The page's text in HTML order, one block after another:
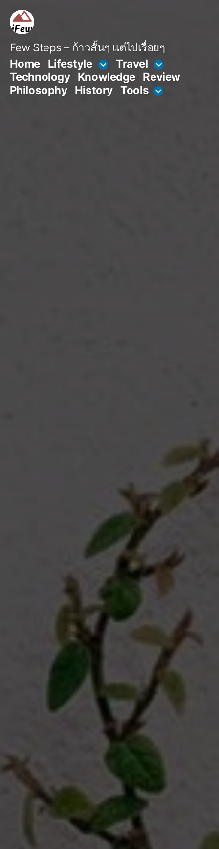
content
Few Steps – ก้าวสั้นๆ แต่ไปเรื่อยๆ
Home
Lifestyle
Travel
Technology
Knowledge Review
Philosophy
History Tools